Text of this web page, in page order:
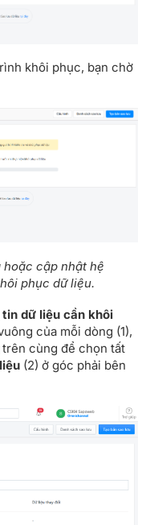
khôi phục, bạn chờ
cập nhật hệ
phục dữ liệu.
dữ liệu cần khôi
của mỗi dòng (1),
cùng để chọn tất
(2) ở góc phải bên